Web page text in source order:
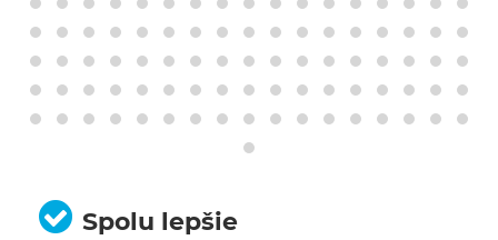
Spolu lepšie